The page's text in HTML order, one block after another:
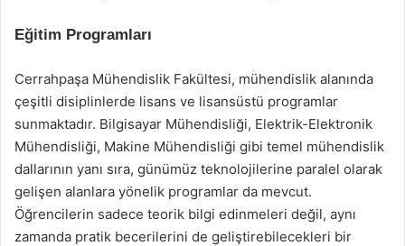
Eğitim Programları
Cerrahpaşa Mühendislik Fakültesi, mühendislik alanında
çeşitli disiplinlerde lisans ve lisansüstü programlar
sunmaktadır. Bilgisayar Mühendisliği, Elektrik-Elektronik
Mühendisliği, Makine Mühendisliği gibi temel mühendislik
dallarının yanı sıra, günümüz teknolojilerine paralel olarak
gelişen alanlara yönelik programlar da mevcut.
Öğrencilerin sadece teorik bilgi edinmeleri değil, aynı
zamanda pratik becerilerini de geliştirebilecekleri bir